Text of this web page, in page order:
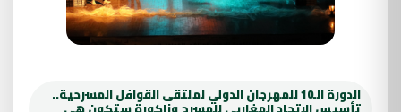
الدورة الـ10 للمهرجان الدولي لملتقى القوافل المسرحية..